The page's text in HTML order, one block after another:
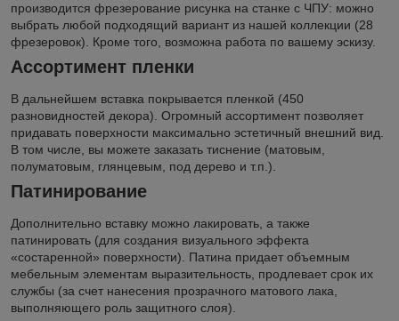
производится фрезерование рисунка на станке с ЧПУ: можно
выбрать любой подходящий вариант из нашей коллекции (28
фрезеровок). Кроме того, возможна работа по вашему эскизу.
Ассортимент пленки
В дальнейшем вставка покрывается пленкой (450
разновидностей декора). Огромный ассортимент позволяет
придавать поверхности максимально эстетичный внешний вид.
В том числе, вы можете заказать тиснение (матовым,
полуматовым, глянцевым, под дерево и т.п.).
Патинирование
Дополнительно вставку можно лакировать, а также
патинировать (для создания визуального эффекта
«состаренной» поверхности). Патина придает объемным
мебельным элементам выразительность, продлевает срок их
службы (за счет нанесения прозрачного матового лака,
выполняющего роль защитного слоя).